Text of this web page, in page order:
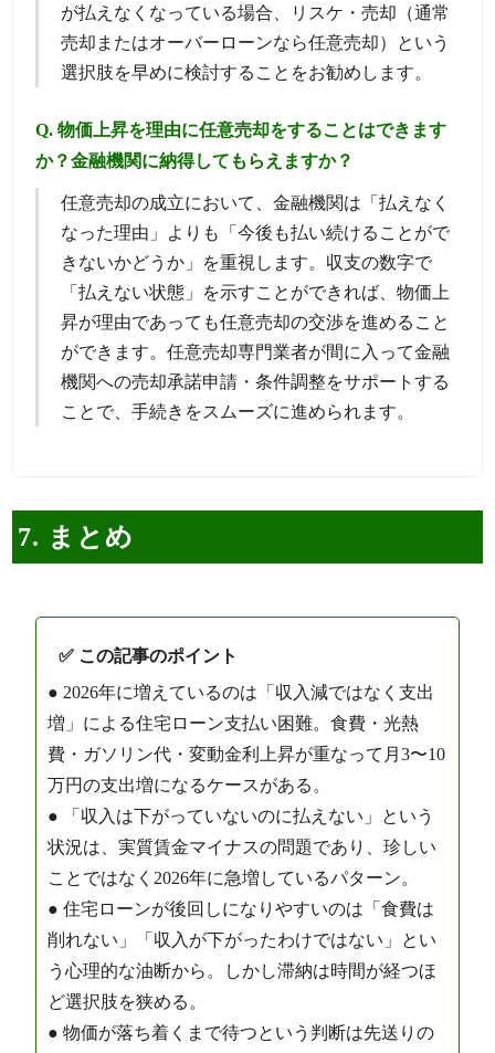
が払えなくなっている場合、リスケ・売却（通常
売却またはオーバーローンなら任意売却）という
選択肢を早めに検討することをお勧めします。
Q. 物価上昇を理由に任意売却をすることはできます
か？金融機関に納得してもらえますか？
任意売却の成立において、金融機関は「払えなく
なった理由」よりも「今後も払い続けることがで
きないかどうか」を重視します。収支の数字で
「払えない状態」を示すことができれば、物価上
昇が理由であっても任意売却の交渉を進めること
ができます。任意売却専門業者が間に入って金融
機関への売却承諾申請・条件調整をサポートする
ことで、手続きをスムーズに進められます。
7. まとめ
✅ この記事のポイント
● 2026年に増えているのは「収入減ではなく支出
増」による住宅ローン支払い困難。食費・光熱
費・ガソリン代・変動金利上昇が重なって月3〜10
万円の支出増になるケースがある。
● 「収入は下がっていないのに払えない」という
状況は、実質賃金マイナスの問題であり、珍しい
ことではなく2026年に急増しているパターン。
● 住宅ローンが後回しになりやすいのは「食費は
削れない」「収入が下がったわけではない」とい
う心理的な油断から。しかし滞納は時間が経つほ
ど選択肢を狭める。
● 物価が落ち着くまで待つという判断は先送りの